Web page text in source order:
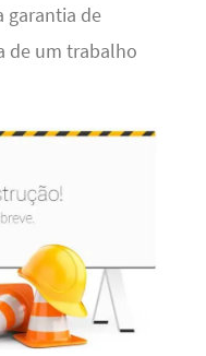
garantia de
de um trabalho